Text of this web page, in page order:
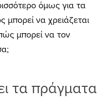
όμως για τα
μπορεί να χρειάζεται
μπορεί να τον
τα πράγματα